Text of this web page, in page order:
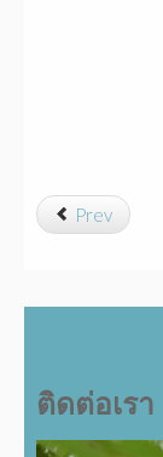
Prev
ติดต่อเรา